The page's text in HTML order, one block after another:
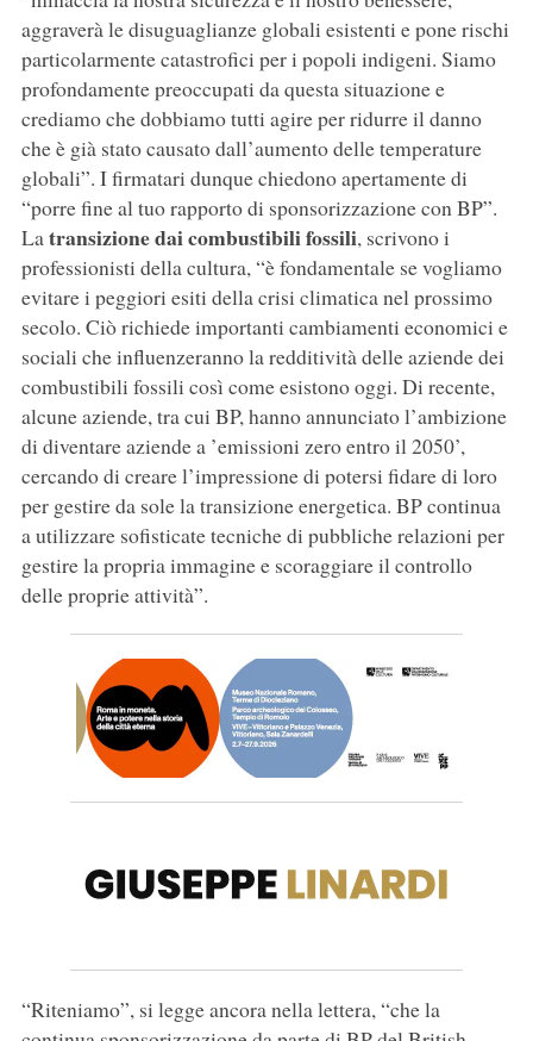
aggraverà le disuguaglianze globali esistenti e pone rischi
particolarmente catastrofici per i popoli indigeni. Siamo
profondamente preoccupati da questa situazione e
crediamo che dobbiamo tutti agire per ridurre il danno
che è già stato causato dall’aumento delle temperature
globali”. I firmatari dunque chiedono apertamente di
“porre fine al tuo rapporto di sponsorizzazione con BP”.
Latransizione dai combustibili fossili, scrivono i
professionisti della cultura, “è fondamentale se vogliamo
evitare i peggiori esiti della crisi climatica nel prossimo
secolo. Ciò richiede importanti cambiamenti economici e
sociali che influenzeranno la redditività delle aziende dei
combustibili fossili così come esistono oggi. Di recente,
alcune aziende, tra cui BP, hanno annunciato l’ambizione
di diventare aziende a ’emissioni zero entro il 2050’,
cercando di creare l’impressione di potersi fidare di loro
per gestire da sole la transizione energetica. BP continua
a utilizzare sofisticate tecniche di pubbliche relazioni per
gestire la propria immagine e scoraggiare il controllo
delle proprie attività”.
“Riteniamo”, si legge ancora nella lettera, “che la